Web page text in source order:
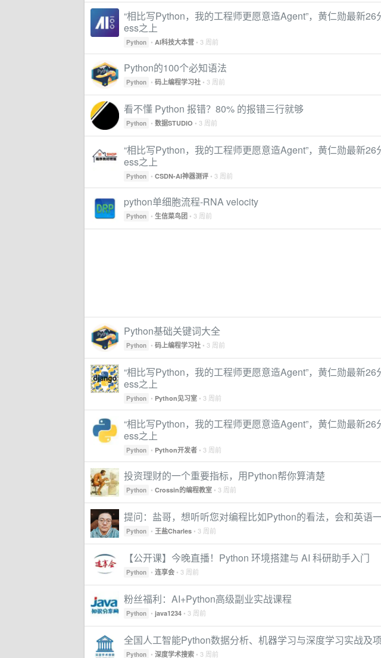
“相比写Python，我的工程师更愿意造Agent”，黄仁勋最新
ess之上
Python • AI科技大本营 • 3 周前
Python的100个必知语法
Python • 码上编程学习社 • 3 周前
看不懂 Python 报错？80% 的报错三行就够
Python • 数据STUDIO • 3 周前
“相比写Python，我的工程师更愿意造Agent”，黄仁勋最新
ess之上
Python • CSDN-AI神器测评 • 3 周前
python单细胞流程-RNA velocity
Python • 生信菜鸟团 • 3 周前
Python基础关键词大全
Python • 码上编程学习社 • 3 周前
“相比写Python，我的工程师更愿意造Agent”，黄仁勋最新
ess之上
Python • Python见习室 • 3 周前
“相比写Python，我的工程师更愿意造Agent”，黄仁勋最新
ess之上
Python • Python开发者 • 3 周前
投资理财的一个重要指标，用Python帮你算清楚
Python • Crossin的编程教室 • 3 周前
提问：盐哥，想听听您对编程比如Python的看法，会和英语
Python • 王盐Charles • 3 周前
【公开课】今晚直播！Python 环境搭建与 AI 科研助手入门
Python • 连享会 • 3 周前
粉丝福利：AI+Python高级副业实战课程
Python • java1234 • 3 周前
全国人工智能Python数据分析、机器学习与深度学习实战及
Python • 深度学术搜索 • 3 周前